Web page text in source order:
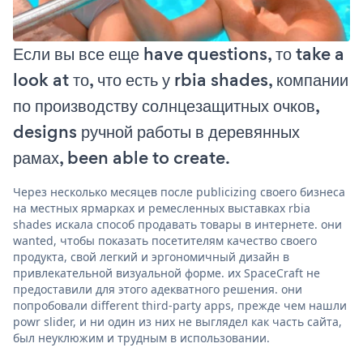
Если вы все еще have questions, то take a
look at то, что есть у rbia shades, компании
по производству солнцезащитных очков,
designs ручной работы в деревянных
рамах, been able to create.
Через несколько месяцев после publicizing своего бизнеса
на местных ярмарках и ремесленных выставках rbia
shades искала способ продавать товары в интернете. они
wanted, чтобы показать посетителям качество своего
продукта, свой легкий и эргономичный дизайн в
привлекательной визуальной форме. их SpaceCraft не
предоставили для этого адекватного решения. они
попробовали different third-party apps, прежде чем нашли
powr slider, и ни один из них не выглядел как часть сайта,
был неуклюжим и трудным в использовании.